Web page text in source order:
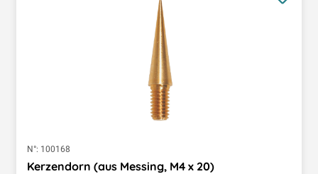
N°: 100168
Kerzendorn (aus Messing, M4 x 20)